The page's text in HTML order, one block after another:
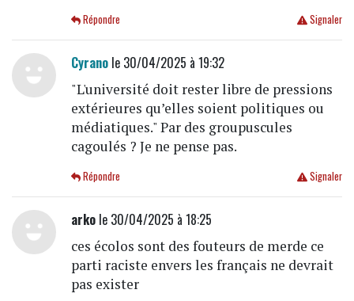
Signaler
Répondre
Cyranole 30/04/2025 à 19:32
"L'université doit rester libre de pressions
extérieures qu’elles soient politiques ou
médiatiques." Par des groupuscules
cagoulés ? Je ne pense pas.
Signaler
Répondre
arkole 30/04/2025 à 18:25
ces écolos sont des fouteurs de merde ce
parti raciste envers les français ne devrait
pas exister